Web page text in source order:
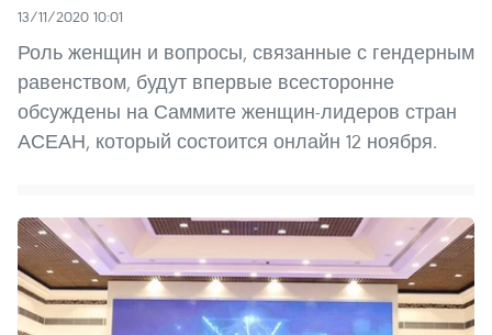
13/11/2020 10:01
Роль женщин и вопросы, связанные с гендерным
равенством, будут впервые всесторонне
обсуждены на Саммите женщин-лидеров стран
АСЕАН, который состоится онлайн 12 ноября.